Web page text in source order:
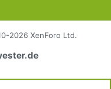
2026 XenForo Ltd.